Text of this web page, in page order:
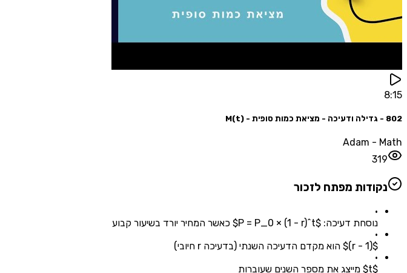
8:15
802 - גדילה ודעיכה - מציאת כמות סופית - M(t)
Adam - Math
319
נקודות מפתח לזכור
•
נוסחת דעיכה: $P = P_0 × (1 - r)^t$ כאשר המחיר יורד בשיעור קבוע
•
$(1 - r)$ הוא מקדם הדעיכה השנתי (בדעיכה r חיובי)
•
$t$ מייצג את מספר השנים שעוברות